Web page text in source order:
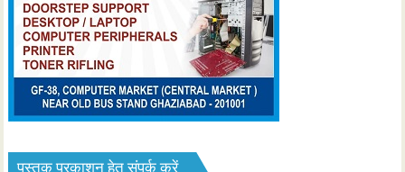
पुस्तक प्रकाशन हेतु संपर्क करें